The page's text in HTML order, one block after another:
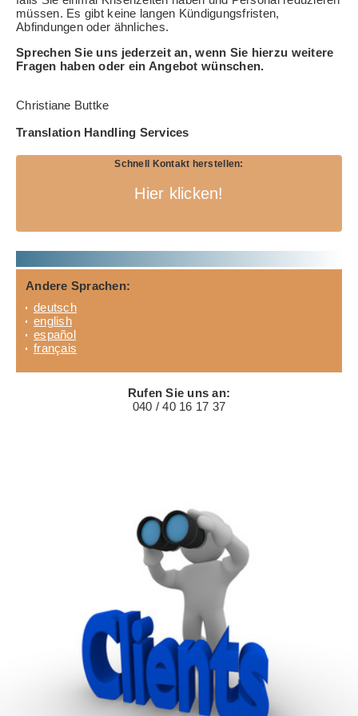
müssen. Es gibt keine langen Kündigungsfristen,
Abfindungen oder ähnliches.
Sprechen Sie uns jederzeit an, wenn Sie hierzu weitere
Fragen haben oder ein Angebot wünschen.
Christiane Buttke
Translation Handling Services
Schnell Kontakt herstellen:
Hier klicken!
Andere Sprachen:
deutsch
english
español
français
Rufen Sie uns an:
040 / 40 16 17 37